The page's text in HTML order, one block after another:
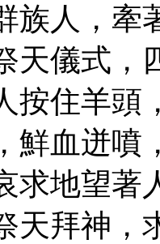
族人，牽
天儀式，
按住羊頭
鮮血迸噴
求地望著
天拜神，